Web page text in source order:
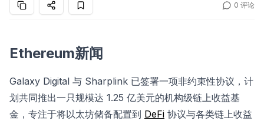
0 评论
Ethereum新闻
Galaxy Digital 与 Sharplink 已签署一项非约束性协议，计
划共同推出一只规模达 1.25 亿美元的机构级链上收益基
金，专注于将以太坊储备配置到 DeFi 协议与各类链上收益